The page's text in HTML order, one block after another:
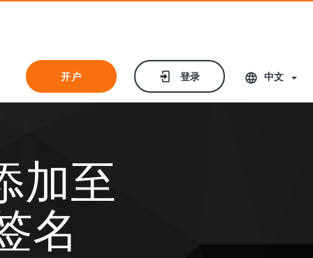
开户
开户 登录
登录 中文
加至
名